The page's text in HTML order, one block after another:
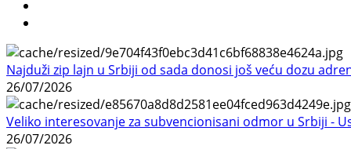
Najduži zip lajn u Srbiji od sada donosi još veću dozu
26/07/2026
Veliko interesovanje za subvencionisani odmor u Srbiji -
26/07/2026